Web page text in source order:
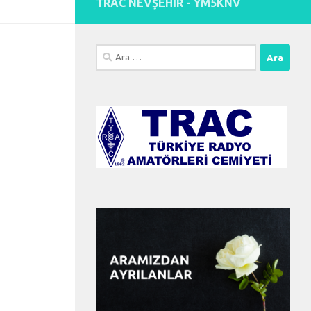
TRAC NEVŞEHİR - YM5KNV
Arama: